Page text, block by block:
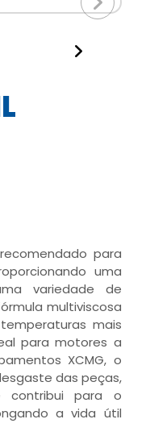
para
uma
variedade de
multiviscosa
mais
para motores a
XCMG, o
das peças,
para o
a vida útil